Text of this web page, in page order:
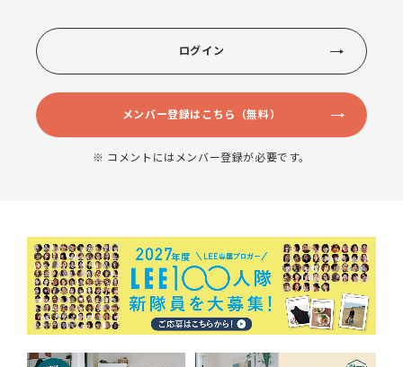
ログイン
メンバー登録はこちら（無料）
※ コメントにはメンバー登録が必要です。